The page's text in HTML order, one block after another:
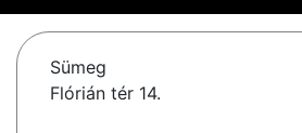
Sümeg
Flórián tér 14.